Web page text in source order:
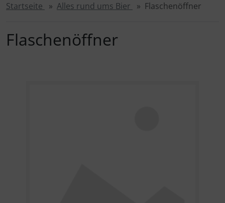
Startseite Alles rund ums Bier Flaschenöffner
Flaschenöffner